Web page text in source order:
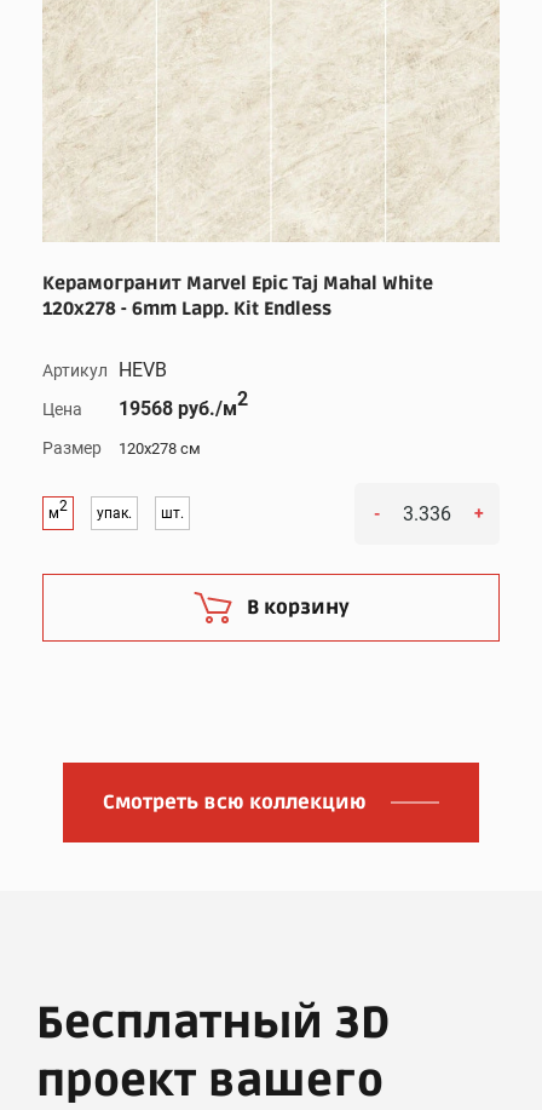
Керамогранит Marvel Epic Taj Mahal White
120x278 - 6mm Lapp. Kit Endless
Артикул HEVB
Цена 19568 руб./м2
Размер 120x278 см
м2 упак. шт. - +
В корзину
Смотреть всю коллекцию
Бесплатный 3D
проект вашего